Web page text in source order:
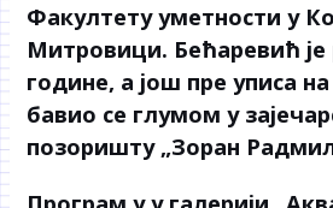
Факултету уметности у
Митровици. Бећаревић је
године, а још пре уписа
бавио се глумом у
позоришту „Зоран